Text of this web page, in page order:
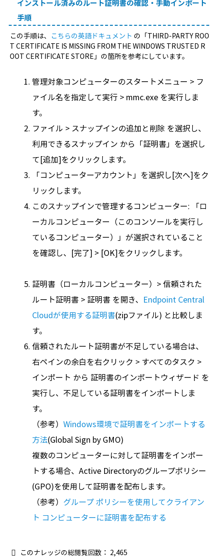
インストール済みのルート証明書の確認・手動インポート
手順
この手順は、 こちらの英語ドキュメント の「THIRD-PARTY ROO
T CERTIFICATE IS MISSING FROM THE WINDOWS TRUSTED R
OOT CERTIFICATE STORE」の箇所を参考にしています。
管理対象コンピューターのスタートメニュー > フ
ァイル名を指定して実行 > mmc.exe を実行しま
す。
ファイル > スナップインの追加と削除 を選択し、
利用できるスナップイン から「証明書」を選択し
て[追加]をクリックします。
「コンピューターアカウント」を選択し[次へ]をク
リックします。
このスナップインで管理するコンピューター: 「ロ
ーカルコンピューター（このコンソールを実行し
ているコンピューター）」が選択されていること
を確認し、[完了] > [OK]をクリックします。
証明書（ローカルコンピューター）> 信頼された
ルート証明書 > 証明書 を開き、 Endpoint Central
Cloudが使用する証明書(zipファイル) と比較しま
す。
信頼されたルート証明書が不足している場合は、
右ペインの余白を右クリック > すべてのタスク >
インポート から 証明書のインポートウィザード を
実行し、不足している証明書をインポートしま
す。
（参考） Windows環境で証明書をインポートする
方法(Global Sign by GMO)
複数のコンピューターに対して証明書をインポー
トする場合、Active Directoryのグループポリシー
(GPO)を使用して証明書を配布します。
（参考） グループ ポリシーを使用してクライアン
ト コンピューターに証明書を配布する
このナレッジの総閲覧回数： 2,465